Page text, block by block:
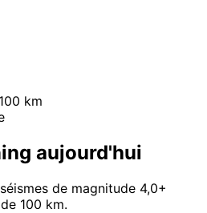
100 km
aujourd'hui
de magnitude 4,0+
100 km.